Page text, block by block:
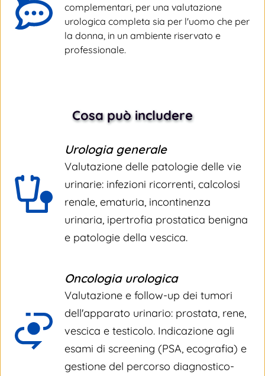
complementari, per una valutazione
urologica completa sia per l'uomo che per
la donna, in un ambiente riservato e
professionale.
Cosa può includere
Urologia generale
Valutazione delle patologie delle vie
urinarie: infezioni ricorrenti, calcolosi
renale, ematuria, incontinenza
urinaria, ipertrofia prostatica benigna
e patologie della vescica.
Oncologia urologica
Valutazione e follow-up dei tumori
dell'apparato urinario: prostata, rene,
vescica e testicolo. Indicazione agli
esami di screening (PSA, ecografia) e
gestione del percorso diagnostico-